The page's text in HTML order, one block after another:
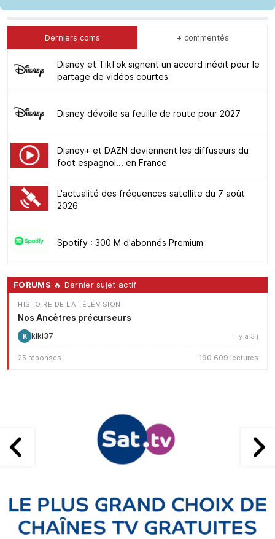
Derniers coms + commentés
Disney et TikTok signent un accord inédit pour le
partage de vidéos courtes
Disney dévoile sa feuille de route pour 2027
Disney+ et DAZN deviennent les diffuseurs du
foot espagnol... en France
L'actualité des fréquences satellite du 7 août
2026
Spotify : 300 M d'abonnés Premium
FORUMS 🔥 Dernier sujet actif
HISTOIRE DE LA TÉLÉVISION
Nos Ancêtres précurseurs
K kiki37 il y a 3 j
25 réponses 190 609 lectures